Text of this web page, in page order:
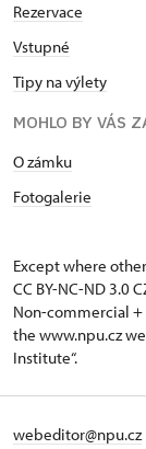
Rezervace
Vstupné
Tipy na výlety
MOHLO BY VÁS
O zámku
Fotogalerie
Except where
CC BY-NC-ND 3.0
Non-commercial +
the www.npu.cz
Institute“.
webeditor@npu.cz